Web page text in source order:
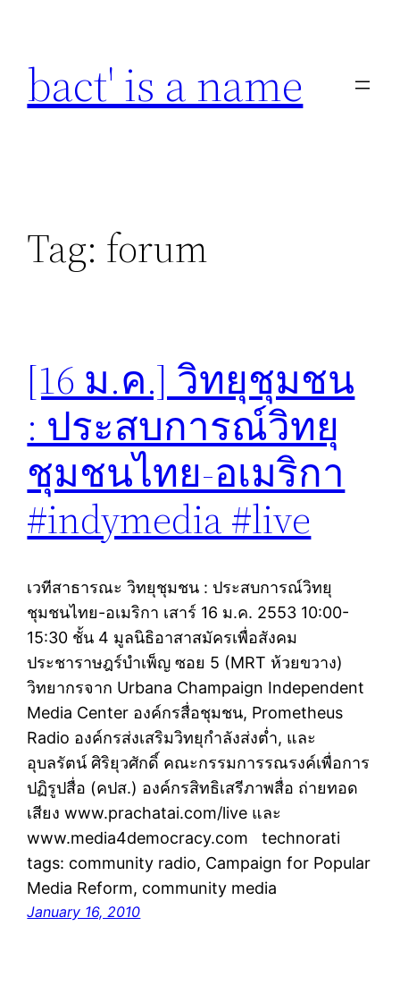
content
bact' is a name
Tag: forum
[16 ม.ค.] วิทยุชุมชน
: ประสบการณ์วิทยุ
ชุมชนไทย-อเมริกา
#indymedia #live
เวทีสาธารณะ วิทยุชุมชน : ประสบการณ์วิทยุ
ชุมชนไทย-อเมริกา เสาร์ 16 ม.ค. 2553 10:00-
15:30 ชั้น 4 มูลนิธิอาสาสมัครเพื่อสังคม
ประชาราษฎร์บำเพ็ญ ซอย 5 (MRT ห้วยขวาง)
วิทยากรจาก Urbana Champaign Independent
Media Center องค์กรสื่อชุมชน, Prometheus
Radio องค์กรส่งเสริมวิทยุกำลังส่งต่ำ, และ
อุบลรัตน์ ศิริยุวศักดิ์ คณะกรรมการรณรงค์เพื่อการ
ปฏิรูปสื่อ (คปส.) องค์กรสิทธิเสรีภาพสื่อ ถ่ายทอด
เสียง www.prachatai.com/live และ
www.media4democracy.com technorati
tags: community radio, Campaign for Popular
Media Reform, community media
January 16, 2010